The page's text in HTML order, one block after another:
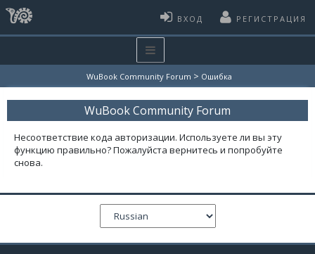
ВХОД РЕГИСТРАЦИЯ
WuBook Community Forum > Ошибка
WuBook Community Forum
Несоответствие кода авторизации. Используете ли вы эту
функцию правильно? Пожалуйста вернитесь и попробуйте
снова.